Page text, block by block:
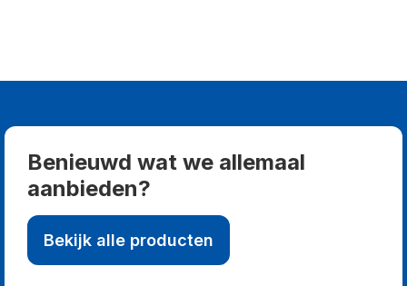
Benieuwd wat we allemaal
aanbieden?
Bekijk alle producten